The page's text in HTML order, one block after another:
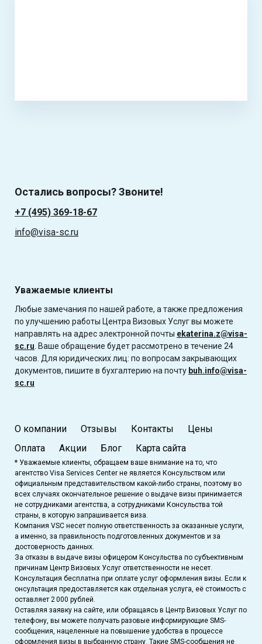
Остались вопросы? Звоните!
+7 (495) 369-18-67
info@visa-sc.ru
Уважаемые клиенты
Любые замечания по нашей работе, а также предложения
по улучшению работы Центра Визовых Услуг вы можете
направлять на адрес электронной почты ekaterina.z@visa-
sc.ru . Ваше обращение будет рассмотрено в течение 24
часов. Для юридических лиц: по вопросам закрывающих
документов, пишите в бухгалтерию на почту buh.info@visa-
sc.ru
О компании Отзывы Контакты
Цены
Оплата
Акции Блог Карта сайта
* Уважаемые клиенты, обращаем ваше внимание на то, что
агентство Visa Services Center не является Консульством или
официальным представительством какой-либо страны, поэтому во
всех случаях окончательное решение о выдаче визы принимается
не сотрудниками агентства, а сотрудниками Консульства той
страны, в которую запрашивается виза.
Компания VSC несет полную ответственность за оказанные услуги,
а именно, за правильность подготовленных документов и за
достоверность данных.
За отказы в выдаче визы офицером Консульства по субъективным
причинам Центр Визовых Услуг ответственности не несет.
Консультация бесплатна при оплате услуг оформления визы. Если к
онсультация предоставляется как отдельная услуга, её стоимость с
оставляет 2 000 рублей.
Оставляя заявку на сайте, или обращаясь в Центр Визовых Услуг по
телефону, вы можете получать разовые информирующие SMS-
сообщения, нацеленные на повышение удобства в процессе
оформления визы в выбранную страну. Такие SMS-сообщения не